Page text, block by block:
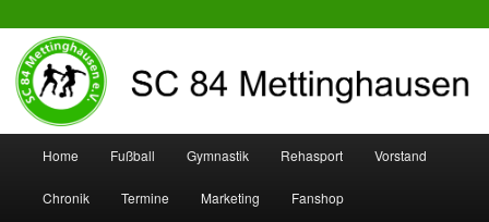
SC 84 Mettinghausen
Zum
Inhalt
Zum
sekundären
Home Fußball Gymnastik Rehasport Vorstand
Chronik Termine Marketing Fanshop